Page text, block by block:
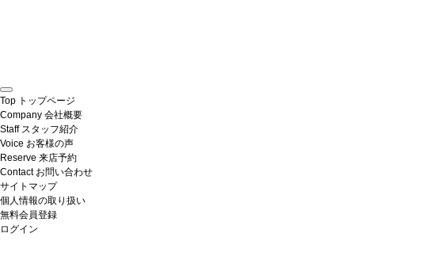
Top トップページ
Company 会社概要
Staff スタッフ紹介
Voice お客様の声
Reserve 来店予約
Contact お問い合わせ
サイトマップ
個人情報の取り扱い
無料会員登録
ログイン